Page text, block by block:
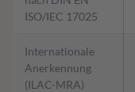
ISO/IEC 17025
Internationale
Anerkennung
(ILAC-MRA)